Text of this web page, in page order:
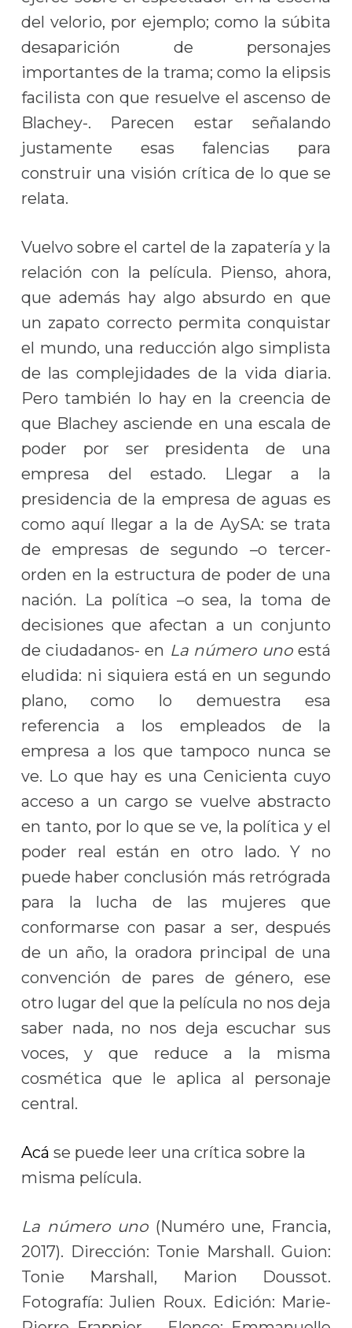
del velorio, por ejemplo; como la súbita
desaparición de personajes
importantes de la trama; como la elipsis
facilista con que resuelve el ascenso de
Blachey-. Parecen estar señalando
justamente esas falencias para
construir una visión crítica de lo que se
relata.
Vuelvo sobre el cartel de la zapatería y la
relación con la película. Pienso, ahora,
que además hay algo absurdo en que
un zapato correcto permita conquistar
el mundo, una reducción algo simplista
de las complejidades de la vida diaria.
Pero también lo hay en la creencia de
que Blachey asciende en una escala de
poder por ser presidenta de una
empresa del estado. Llegar a la
presidencia de la empresa de aguas es
como aquí llegar a la de AySA: se trata
de empresas de segundo –o tercer-
orden en la estructura de poder de una
nación. La política –o sea, la toma de
decisiones que afectan a un conjunto
de ciudadanos- en La número unoestá
eludida: ni siquiera está en un segundo
plano, como lo demuestra esa
referencia a los empleados de la
empresa a los que tampoco nunca se
ve. Lo que hay es una Cenicienta cuyo
acceso a un cargo se vuelve abstracto
en tanto, por lo que se ve, la política y el
poder real están en otro lado. Y no
puede haber conclusión más retrógrada
para la lucha de las mujeres que
conformarse con pasar a ser, después
de un año, la oradora principal de una
convención de pares de género, ese
otro lugar del que la película no nos deja
saber nada, no nos deja escuchar sus
voces, y que reduce a la misma
cosmética que le aplica al personaje
central.
Acá se puede leer una crítica sobre la
misma película.
La número uno (Numéro une, Francia,
2017). Dirección: Tonie Marshall. Guion:
Tonie Marshall, Marion Doussot.
Fotografía: Julien Roux. Edición: Marie-